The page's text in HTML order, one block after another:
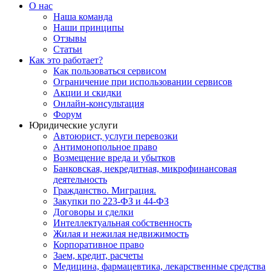
О нас
Наша команда
Наши принципы
Отзывы
Статьи
Как это работает?
Как пользоваться сервисом
Ограничение при использовании сервисов
Акции и скидки
Онлайн-консультация
Форум
Юридические услуги
Автоюрист, услуги перевозки
Антимонопольное право
Возмещение вреда и убытков
Банковская, некредитная, микрофинансовая
деятельность
Гражданство. Миграция.
Закупки по 223-ФЗ и 44-ФЗ
Договоры и сделки
Интеллектуальная собственность
Жилая и нежилая недвижимость
Корпоративное право
Заем, кредит, расчеты
Медицина, фармацевтика, лекарственные средства